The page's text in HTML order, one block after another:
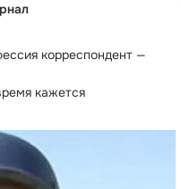
корреспондент —
кажется